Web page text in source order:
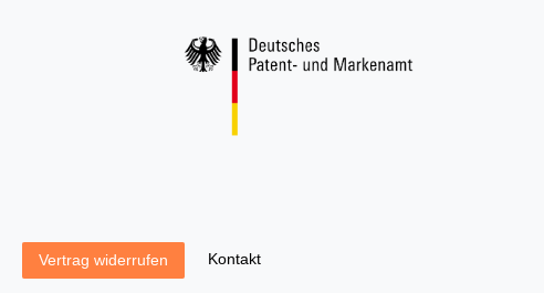
Vertrag widerrufen Kontakt